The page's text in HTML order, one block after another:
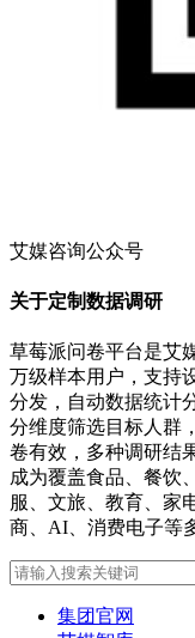
艾媒咨询公众号
关于定制数据调研
草莓派问卷平台是艾
万级样本用户，支持
分发，自动数据统计
分维度筛选目标人群
卷有效，多种调研结
成为覆盖食品、餐饮
服、文旅、教育、家
商、AI、消费电子等
集团官网